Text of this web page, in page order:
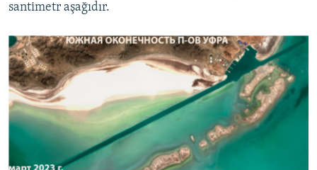
santimetr aşağıdır.